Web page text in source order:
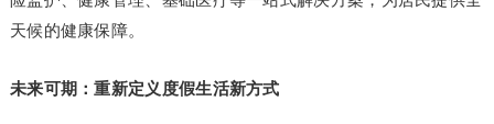
天候的健康保障。
未来可期：重新定义度假生活新方式